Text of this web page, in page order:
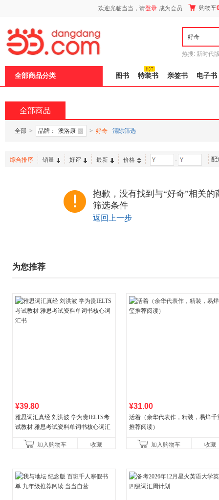
欢迎光临当当，请登录 成为会员 购物车
热搜: 新时代
全部商品分类 图书 特装书 亲签书 电子书
全部商品
全部 > 品牌： 澳洛康 > 好奇 清除筛选
综合排序 销量 好评 最新 价格 - 配
抱歉，没有找到与“好奇”相关
筛选条件
返回上一步
为您推荐
¥39.80
雅思词汇真经 刘洪波 学为贵IELTS考
试教材 雅思考试资料单词书核心词汇
加入购物车
收藏
¥31.00
活着（余华代表作，精装，易烊千
推荐阅读）
加入购物车 收藏
页
加